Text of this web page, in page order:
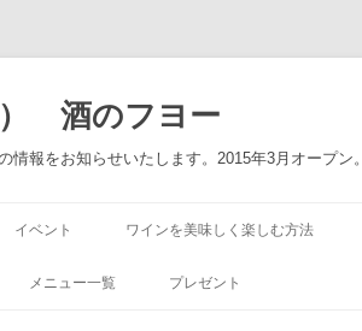
酒のフヨー
報をお知らせいたします。2015年3月オープン。
ン
ツ
イベント ワインを美味しく楽しむ方法
メニュー一覧 プレゼント